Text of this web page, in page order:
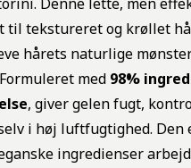
til tekstureret og krøllet
hårets naturlige
med 98%
, giver gelen fugt,
i høj luftfugtighed. Den
ingredienser